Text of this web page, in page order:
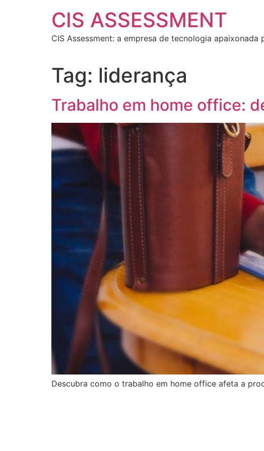
CIS ASSESSMENT
CIS Assessment: a empresa de tecnologia apaixonada
Tag: liderança
Trabalho em home office:
Descubra como o trabalho em home office afeta a